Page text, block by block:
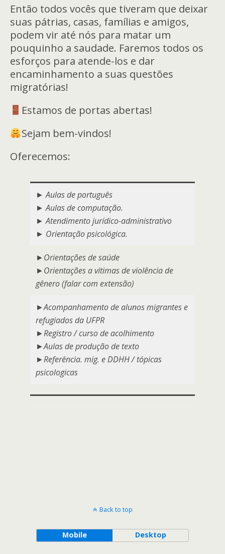
Então todos vocês que tiveram que deixar
suas pátrias, casas, famílias e amigos,
podem vir até nós para matar um
pouquinho a saudade. Faremos todos os
esforços para atende-los e dar
encaminhamento a suas questões
migratórias!
Estamos de portas abertas!
Sejam bem-vindos!
Oferecemos:
►Aulas de português
► Aulas de computação.
► Atendimento jurídico-administrativo
► Orientação psicológica.
►Orientações de saúde
►Orientações a vitimas de violência de
gênero (falar com extensão)
►Acompanhamento de alunos migrantes e
refugiados da UFPR
►Registro / curso de acolhimento
►Aulas de produção de texto
►Referência. mig. e DDHH / tópicas
psicologicas
Back to top
Mobile Desktop